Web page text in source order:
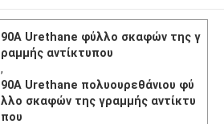
90A Urethane φύλλο σκαφών της γ
ραμμής αντίκτυπου
,
90A Urethane πολυουρεθάνιου φύ
λλο σκαφών της γραμμής αντίκτυ
που